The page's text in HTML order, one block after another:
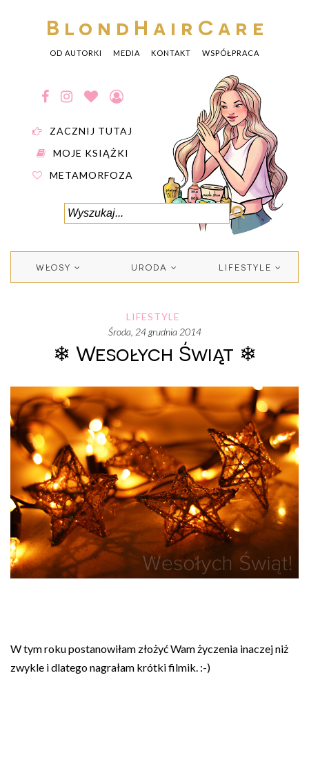
BlondHairCare
OD AUTORKI MEDIA KONTAKT WSPÓŁPRACA
ZACZNIJ TUTAJ
MOJE KSIĄŻKI
METAMORFOZA
WŁOSY URODA LIFESTYLE
LIFESTYLE
środa, 24 grudnia 2014
❄ Wesołych Świąt ❄
W tym roku postanowiłam złożyć Wam życzenia inaczej niż
zwykle i dlatego nagrałam krótki filmik. :-)